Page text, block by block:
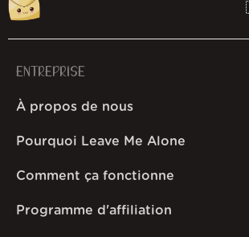
ENTREPRISE
À propos de nous
Pourquoi Leave Me Alone
Comment ça fonctionne
Programme d'affiliation